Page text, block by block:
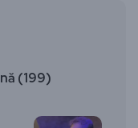
(199)